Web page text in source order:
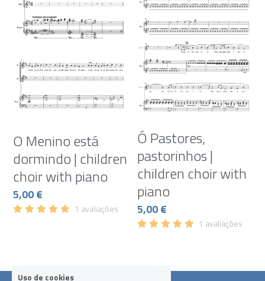
O Menino está
dormindo | children
choir with piano
5,00 €
1 avaliações
Ó Pastores,
pastorinhos |
children choir with
piano
5,00 €
1 avaliações
Uso de cookies